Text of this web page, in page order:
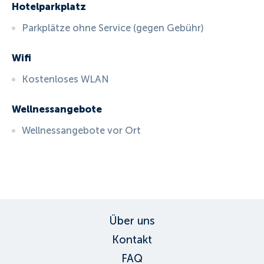
Hotelparkplatz
Parkplätze ohne Service (gegen Gebühr)
Wifi
Kostenloses WLAN
Wellnessangebote
Wellnessangebote vor Ort
Über uns
Kontakt
FAQ